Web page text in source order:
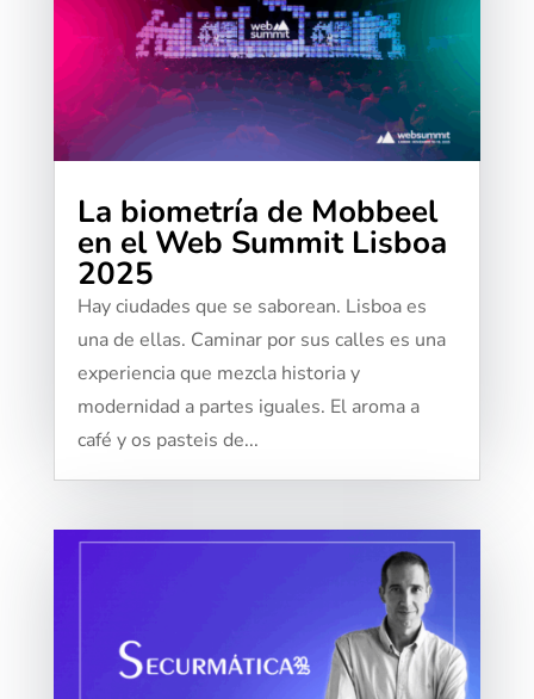
La biometría de Mobbeel
en el Web Summit Lisboa
2025
Hay ciudades que se saborean. Lisboa es
una de ellas. Caminar por sus calles es una
experiencia que mezcla historia y
modernidad a partes iguales. El aroma a
café y os pasteis de...